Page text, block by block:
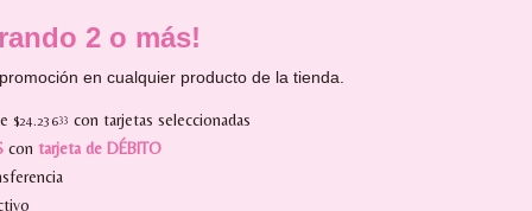
2 o más!
en cualquier producto de la tienda.
$24.23633 con tarjetas seleccionadas
contarjeta de DÉBITO